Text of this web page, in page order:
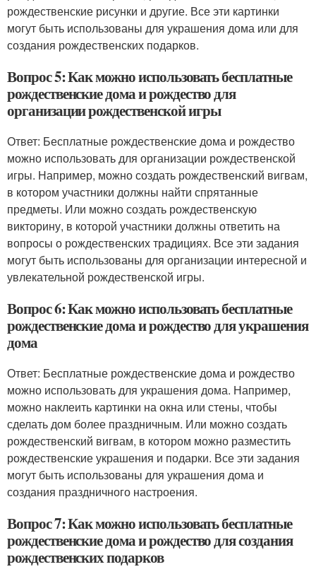
рождественские рисунки и другие. Все эти картинки
могут быть использованы для украшения дома или для
создания рождественских подарков.
Вопрос 5: Как можно использовать бесплатные
рождественские дома и рождество для
организации рождественской игры
Ответ: Бесплатные рождественские дома и рождество
можно использовать для организации рождественской
игры. Например, можно создать рождественский вигвам,
в котором участники должны найти спрятанные
предметы. Или можно создать рождественскую
викторину, в которой участники должны ответить на
вопросы о рождественских традициях. Все эти задания
могут быть использованы для организации интересной и
увлекательной рождественской игры.
Вопрос 6: Как можно использовать бесплатные
рождественские дома и рождество для украшения
дома
Ответ: Бесплатные рождественские дома и рождество
можно использовать для украшения дома. Например,
можно наклеить картинки на окна или стены, чтобы
сделать дом более праздничным. Или можно создать
рождественский вигвам, в котором можно разместить
рождественские украшения и подарки. Все эти задания
могут быть использованы для украшения дома и
создания праздничного настроения.
Вопрос 7: Как можно использовать бесплатные
рождественские дома и рождество для создания
рождественских подарков